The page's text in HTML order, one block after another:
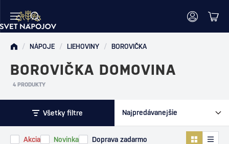
/ NÁPOJE / LIEHOVINY / BOROVIČKA
BOROVIČKA DOMOVINA
4 PRODUKTY
Všetky filtre
Akcia Novinka Doprava zadarmo